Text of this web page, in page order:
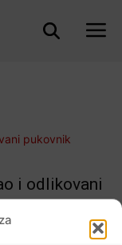
i odlikovani
0